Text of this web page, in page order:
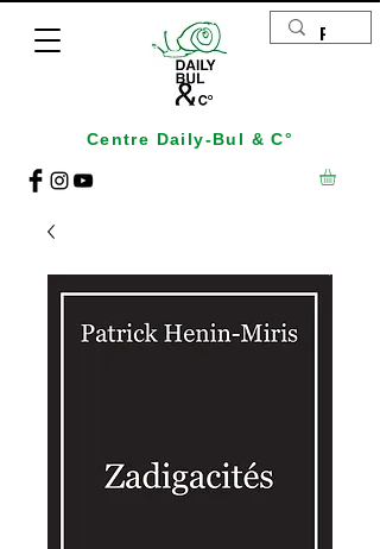
Centre Daily-Bul & C°